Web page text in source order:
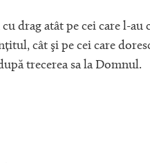
drag atât pe cei care l-
cât şi pe cei care
trecerea sa la Domnul.